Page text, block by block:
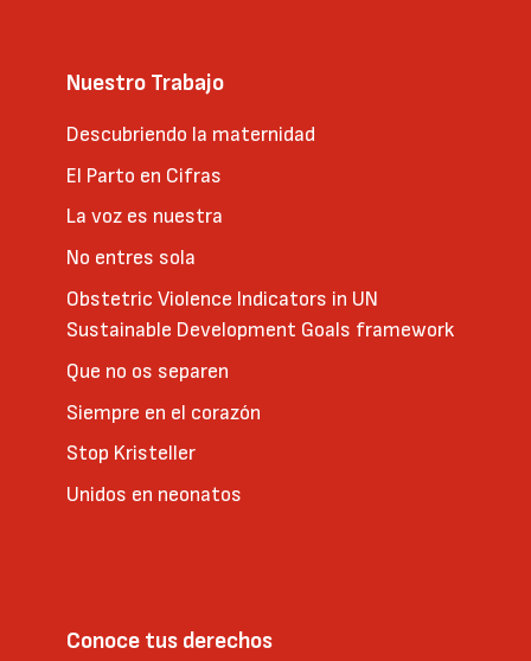
Nuestro Trabajo
Descubriendo la maternidad
El Parto en Cifras
La voz es nuestra
No entres sola
Obstetric Violence Indicators in UN
Sustainable Development Goals framework
Que no os separen
Siempre en el corazón
Stop Kristeller
Unidos en neonatos
Conoce tus derechos